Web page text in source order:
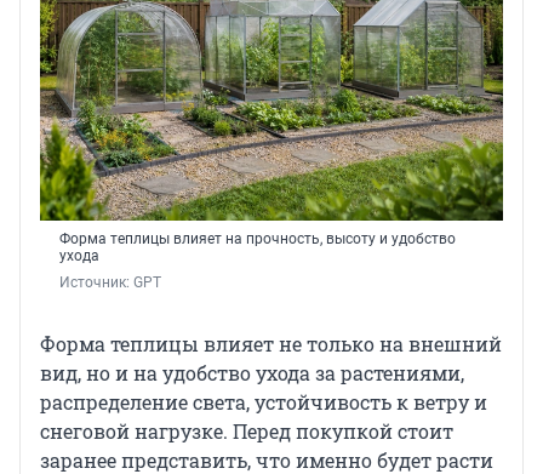
Форма теплицы влияет на прочность, высоту и удобство
ухода
Источник: GPT
Форма теплицы влияет не только на внешний
вид, но и на удобство ухода за растениями,
распределение света, устойчивость к ветру и
снеговой нагрузке. Перед покупкой стоит
заранее представить, что именно будет расти